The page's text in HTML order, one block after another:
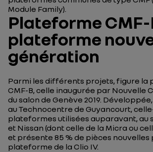
Module Family).
Plateforme CMF-
plateforme
génération
Parmi les différents projets, figure la
CMF-B, celle inaugurée par Nouvelle
du salon de Genève 2019.
au Technocentre de Guyancourt,
plateformes utilisées auparavant, au
et Nissan (dont celle de la Micra ou
et présente 85 % de pièces
plateforme de la Clio IV.